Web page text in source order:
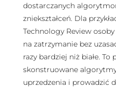
dostarczanych
zniekształceń. Dla
Technology Review
na zatrzymanie bez
razy bardziej niż białe. To
skonstruowane
uprzedzenia i prowadzić